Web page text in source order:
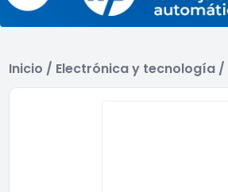
Inicio / Electrónica y tecnología /